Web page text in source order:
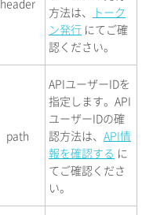
方法は、
トーク
ン発行 にてご確
認ください。
path
APIユーザーIDを
指定します。API
ユーザーIDの確
認方法は、 API情
報を確認する に
てご確認くださ
い。